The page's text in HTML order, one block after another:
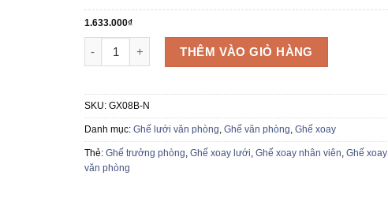
1.633.000₫
Ghế lưới văn phòng GX08B số lượng
THÊM VÀO GIỎ HÀNG
SKU: GX08B-N
Danh mục: Ghế lưới văn phòng, Ghế văn phòng, Ghế xoay
Thẻ: Ghế trưởng phòng, Ghế xoay lưới, Ghế xoay nhân viên, Ghế xoay
văn phòng